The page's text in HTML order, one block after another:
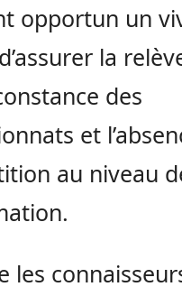
opportun un
la
des
et
au niveau
les